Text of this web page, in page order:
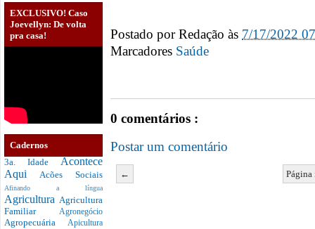
EXCLUSIVO! Caso
Joevellyn: De volta
pra casa!
Cadernos
3a. Idade Acontece
Aqui Acões Sociais
Afinando a língua
Agricultura Agricultura
Familiar Agronegócio
Agropecuária Apicultura
Postado porRedação às 7/17/2022
Marcadores Saúde
0 comentários :
Postar um comentário
←